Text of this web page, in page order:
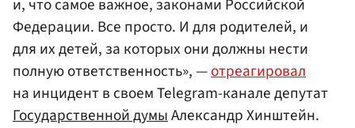
и, что самое важное, законами Российской
Федерации. Все просто. И для родителей, и
для их детей, за которых они должны нести
полную ответственность», —отреагировал
на инцидент в своем Telegram-канале депутат
Государственной думыАлександр Хинштейн.